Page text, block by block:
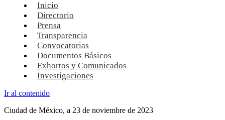
Inicio
Directorio
Prensa
Transparencia
Convocatorias
Documentos Básicos
Exhortos y Comunicados
Investigaciones
Ir al contenido
Ciudad de México, a 23 de noviembre de 2023